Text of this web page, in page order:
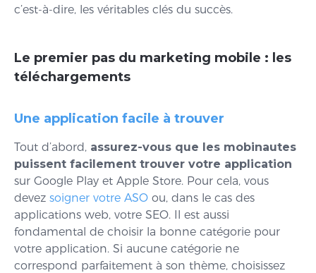
c’est-à-dire, les véritables clés du succès.
Le premier pas du marketing mobile : les
téléchargements
Une application facile à trouver
Tout d’abord, assurez-vous que les mobinautes
puissent facilement trouver votre application
sur Google Play et Apple Store. Pour cela, vous
devez soigner votre ASO ou, dans le cas des
applications web, votre SEO. Il est aussi
fondamental de choisir la bonne catégorie pour
votre application. Si aucune catégorie ne
correspond parfaitement à son thème, choisissez